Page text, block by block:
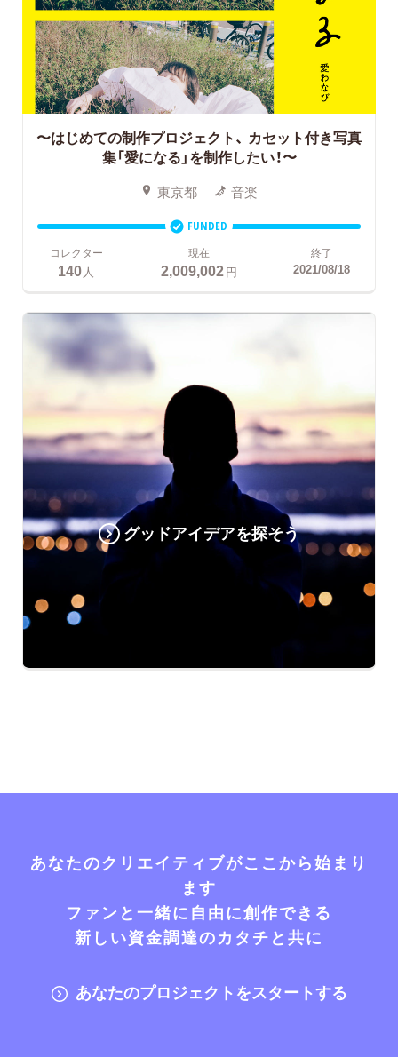
〜はじめての制作プロジェクト、 カセット付き写真
集「愛になる」を制作したい！〜
東京都 音楽
FUNDED
コレクター
140 人
現在
2,009,002円
終了
2021/08/18
グッドアイデアを探そう
あなたのクリエイティブがここから始まり
ます
ファンと一緒に自由に創作できる
新しい資金調達のカタチと共に
あなたのプロジェクトをスタートする